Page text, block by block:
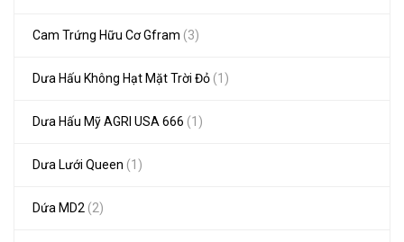
Cam Trứng Hữu Cơ Gfram (3)
Dưa Hấu Không Hạt Mặt Trời Đỏ (1)
Dưa Hấu Mỹ AGRI USA 666 (1)
Dưa Lưới Queen (1)
Dứa MD2 (2)